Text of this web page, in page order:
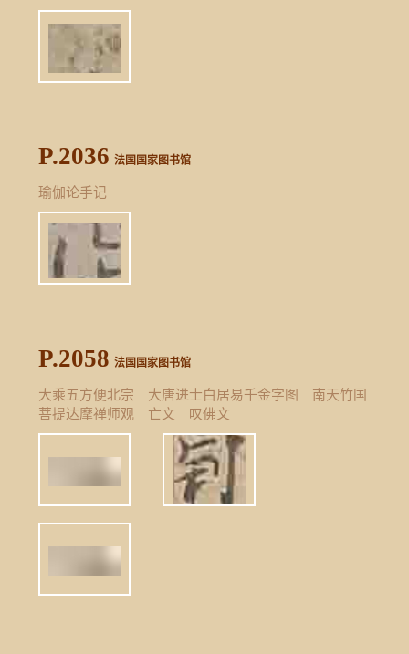
P.2036 法国国家图书馆
瑜伽论手记
P.2058 法国国家图书馆
大乘五方便北宗 大唐进士白居易千金字图 南天竹国
菩提达摩禅师观 亡文 叹佛文